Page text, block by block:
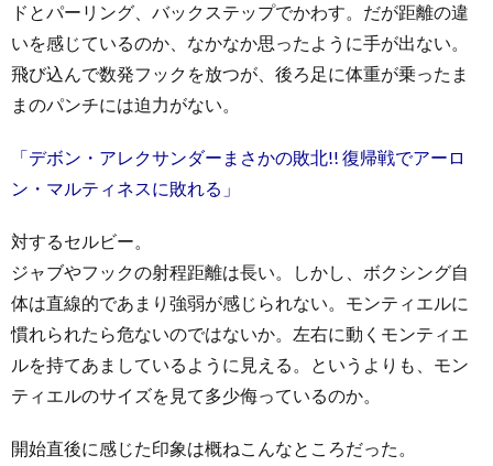
ドとパーリング、バックステップでかわす。だが距離の違
いを感じているのか、なかなか思ったように手が出ない。
飛び込んで数発フックを放つが、後ろ足に体重が乗ったま
まのパンチには迫力がない。
「デボン・アレクサンダーまさかの敗北!! 復帰戦でアーロ
ン・マルティネスに敗れる」
対するセルビー。
ジャブやフックの射程距離は長い。しかし、ボクシング自
体は直線的であまり強弱が感じられない。モンティエルに
慣れられたら危ないのではないか。左右に動くモンティエ
ルを持てあましているように見える。というよりも、モン
ティエルのサイズを見て多少侮っているのか。
開始直後に感じた印象は概ねこんなところだった。